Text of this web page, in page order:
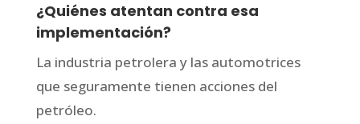
¿Quiénes atentan contra esa
implementación?
La industria petrolera y las automotrices
que seguramente tienen acciones del
petróleo.